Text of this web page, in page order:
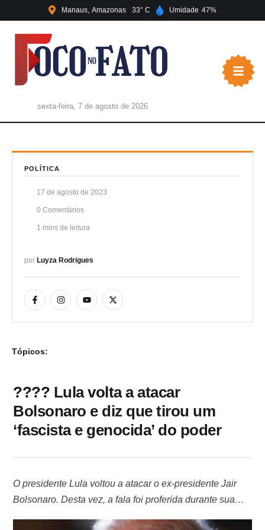
Manaus Amazonas 33 Umidade 47
sexta-feira, 7 de agosto de 2026
POLÍTICA
17 de agosto de 2023
0 Comentários
1 mins de leitura
por Luyza Rodrigues
Tópicos:
???? Lula volta a atacar
Bolsonaro e diz que tirou um
‘fascista e genocida’ do poder
O presidente Lula voltou a atacar o ex-presidente Jair
Bolsonaro. Desta vez, a fala foi proferida durante sua